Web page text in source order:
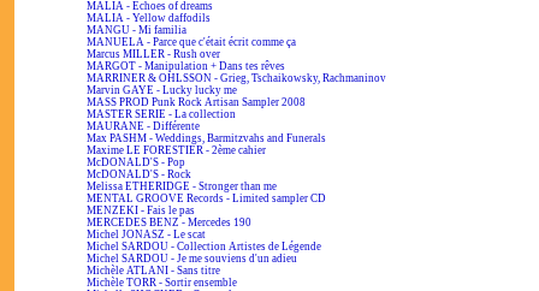
MALIA - Echoes of dreams
MALIA - Yellow daffodils
MANGU - Mi familia
MANUELA - Parce que c'était écrit comme ça
Marcus MILLER - Rush over
MARGOT - Manipulation + Dans tes rêves
MARRINER & OHLSSON - Grieg, Tschaikowsky, Rachmaninov
Marvin GAYE - Lucky lucky me
MASS PROD Punk Rock Artisan Sampler 2008
MASTER SERIE - La collection
MAURANE - Différente
Max PASHM - Weddings, Barmitzvahs and Funerals
Maxime LE FORESTIER - 2ème cahier
McDONALD'S - Pop
McDONALD'S - Rock
Melissa ETHERIDGE - Stronger than me
MENTAL GROOVE Records - Limited sampler CD
MENZEKI - Fais le pas
MERCEDES BENZ - Mercedes 190
Michel JONASZ - Le scat
Michel SARDOU - Collection Artistes de Légende
Michel SARDOU - Je me souviens d'un adieu
Michèle ATLANI - Sans titre
Michèle TORR - Sortir ensemble